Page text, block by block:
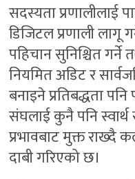
सदस्यता प्रणालीलाई
डिजिटल प्रणाली लागू
पहिचान सुनिश्चित
नियमित अडिट र
बनाइने प्रतिबद्धता
संघलाई कुनै पनि
प्रभावबाट मुक्त राख्दै
दाबी गरिएको छ।